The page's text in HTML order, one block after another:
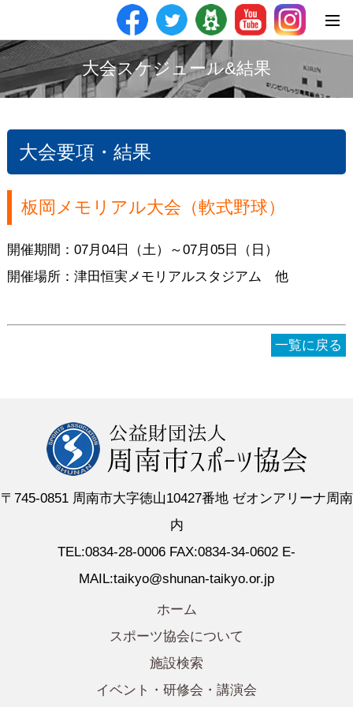
大会スケジュール&結果
大会要項・結果
板岡メモリアル大会（軟式野球）
開催期間：07月04日（土）～07月05日（日）
開催場所：津田恒実メモリアルスタジアム 他
一覧に戻る
〒745-0851 周南市大字徳山10427番地 ゼオンアリーナ周南
内
TEL:0834-28-0006 FAX:0834-34-0602 E-
MAIL:taikyo@shunan-taikyo.or.jp
ホーム
スポーツ協会について
施設検索
イベント・研修会・講演会